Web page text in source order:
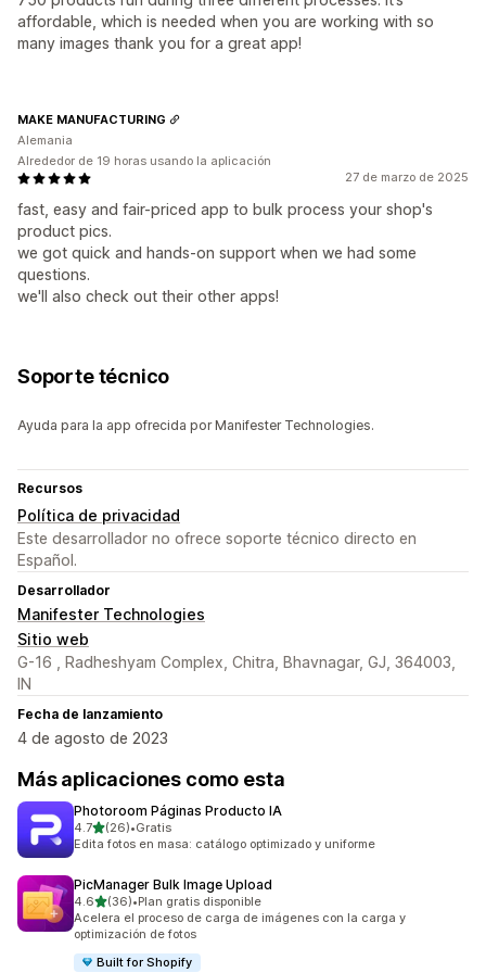
affordable, which is needed when you are working with so
many images thank you for a great app!
27 de marzo de 2025
fast, easy and fair-priced app to bulk process your shop's
product pics.
we got quick and hands-on support when we had some
questions.
we'll also check out their other apps!
MAKE MANUFACTURING
Alemania
Alrededor de 19 horas usando la aplicación
Soporte técnico
Ayuda para la app ofrecida por Manifester Technologies.
Recursos
Política de privacidad
Este desarrollador no ofrece soporte técnico directo en
Español.
Desarrollador
Manifester Technologies
Sitio web
G-16 , Radheshyam Complex, Chitra, Bhavnagar, GJ, 364003,
IN
Fecha de lanzamiento
4 de agosto de 2023
Más aplicaciones como esta
Photoroom Páginas Producto IA
4.7de 5 estrellas
(26)
26 reseñas en total
•Gratis
Edita fotos en masa: catálogo optimizado y uniforme
PicManager Bulk Image Upload
4.6de 5 estrellas
(36)
36 reseñas en total
•Plan gratis disponible
Acelera el proceso de carga de imágenes con la carga y
optimización de fotos
Built for Shopify